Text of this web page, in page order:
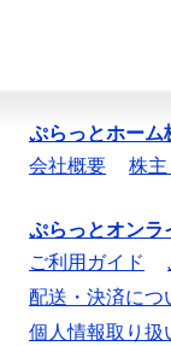
ぷらっとホーム
会社概要
株主
ぷらっとオンラ
ご利用ガイド
配送・決済につ
個人情報取り扱